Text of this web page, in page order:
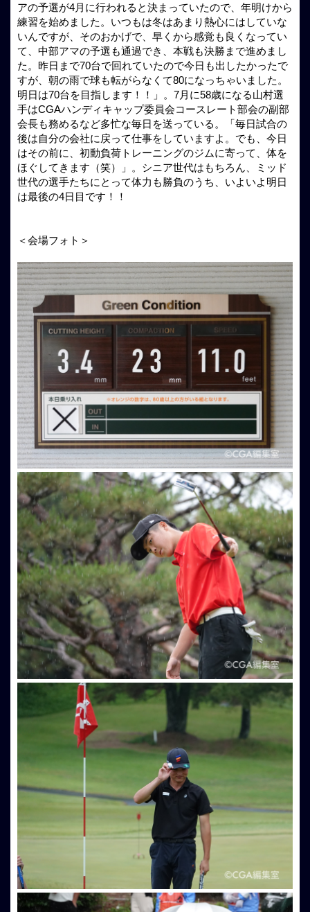
アの予選が4月に行われると決まっていたので、年明けから
練習を始めました。いつもは冬はあまり熱心にはしていな
いんですが、そのおかげで、早くから感覚も良くなってい
て、中部アマの予選も通過でき、本戦も決勝まで進めまし
た。昨日まで70台で回れていたので今日も出したかったで
すが、朝の雨で球も転がらなくて80になっちゃいました。
明日は70台を目指します！！」。7月に58歳になる山村選
手はCGAハンディキャップ委員会コースレート部会の副部
会長も務めるなど多忙な毎日を送っている。「毎日試合の
後は自分の会社に戻って仕事をしていますよ。でも、今日
はその前に、初動負荷トレーニングのジムに寄って、体を
ほぐしてきます（笑）」。シニア世代はもちろん、ミッド
世代の選手たちにとって体力も勝負のうち、いよいよ明日
は最後の4日目です！！
＜会場フォト＞